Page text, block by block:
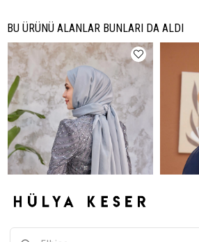
BU ÜRÜNÜ ALANLAR BUNLARI DA ALDI